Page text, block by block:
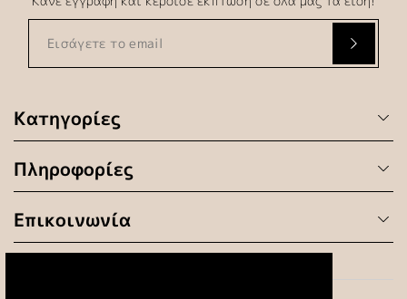
Κατηγορίες
Πληροφορίες
Επικοινωνία